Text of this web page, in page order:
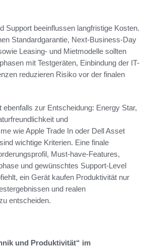
Support beeinflussen langfristige Kosten.
Standardgarantie, Next-Business-Day
Leasing- und Mietmodelle sollten
mit Testgeräten, Einbindung der IT-
reduzieren Risiko vor der finalen
ebenfalls zur Entscheidung: Energy Star,
und
wie Apple Trade In oder Dell Asset
wichtige Kriterien. Eine finale
Must-have-Features,
und gewünschtes Support-Level
ein Gerät kaufen Produktivität nur
und realen
entscheiden.
und Produktivität“ im